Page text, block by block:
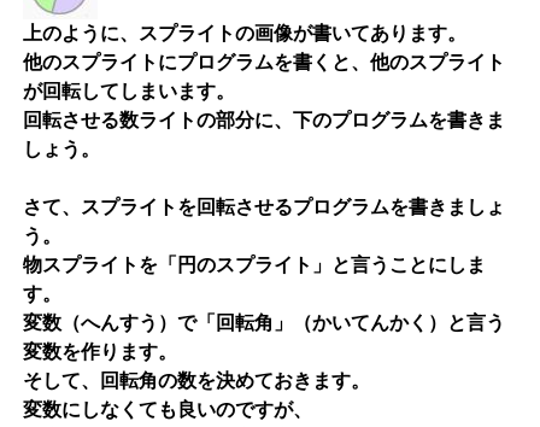
上のように、スプライトの画像が書いてあります。
他のスプライトにプログラムを書くと、他のスプライト
が回転してしまいます。
回転させる数ライトの部分に、下のプログラムを書きま
しょう。
さて、スプライトを回転させるプログラムを書きましょ
う。
物スプライトを「円のスプライト」と言うことにしま
す。
変数（へんすう）で「回転角」（かいてんかく）と言う
変数を作ります。
そして、回転角の数を決めておきます。
変数にしなくても良いのですが、